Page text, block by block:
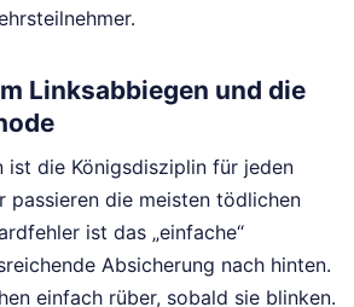
Linksabbiegen und die
ist die Königsdisziplin für jeden
passieren die meisten tödlichen
ist das „einfache“
Absicherung nach hinten.
einfach rüber, sobald sie blinken.